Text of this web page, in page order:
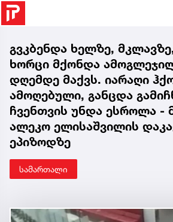
გვკბენდა ხელზე,
ხორცი მქონდა
დღემდე მაქვს. იარაღი
ამოღებული, განცდა
ჩვენთვის უნდა ესროლა -
ალეკო ელისაშვილის
ეპიზოდზე
სამართალი